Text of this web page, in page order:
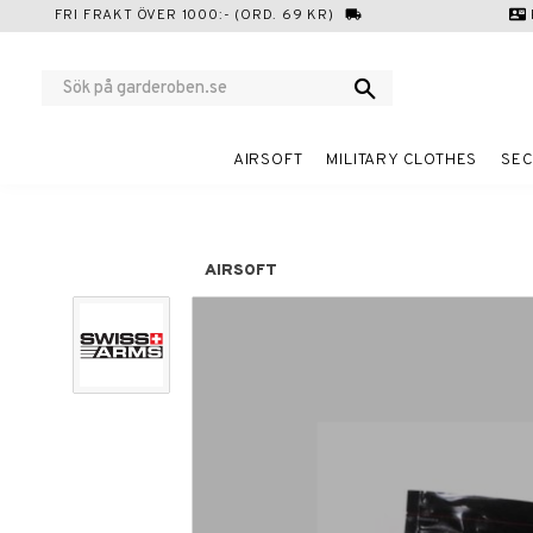
FRI FRAKT ÖVER 1000:- (ORD. 69 KR) local_shipping contact_mail
AIRSOFT MILITARY CLOTHES
AIRSOFT